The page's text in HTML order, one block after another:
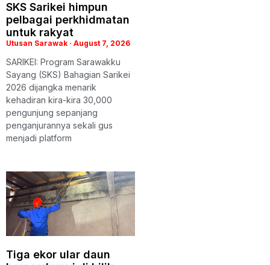
SKS Sarikei himpun
pelbagai perkhidmatan
untuk rakyat
Utusan Sarawak August 7, 2026
SARIKEI: Program Sarawakku
Sayang (SKS) Bahagian Sarikei
2026 dijangka menarik
kehadiran kira-kira 30,000
pengunjung sepanjang
penganjurannya sekali gus
menjadi platform
Tiga ekor ular daun